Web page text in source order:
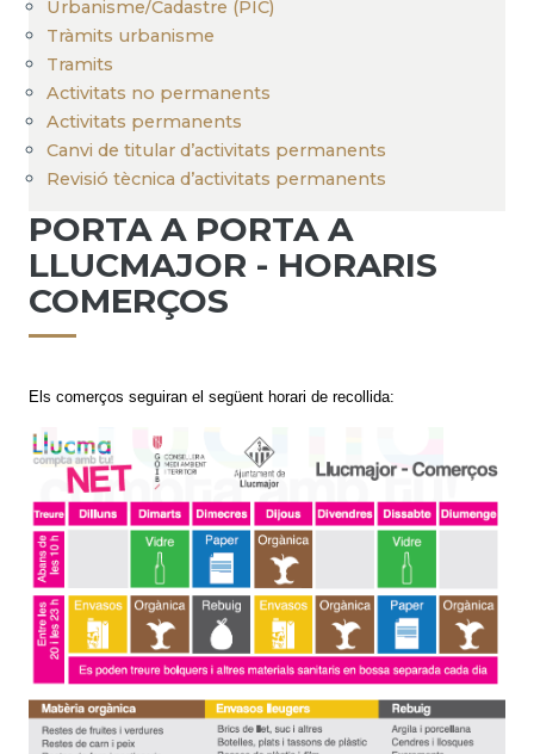
Urbanisme/Cadastre (PIC)
Tràmits urbanisme
Tramits
Activitats no permanents
Activitats permanents
Canvi de titular d’activitats permanents
Revisió tècnica d’activitats permanents
PORTA A PORTA A
LLUCMAJOR - HORARIS
COMERÇOS
Els comerços seguiran el següent horari de recollida: